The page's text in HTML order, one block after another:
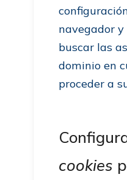
navegador
buscar las
dominio en
proceder a
cookies